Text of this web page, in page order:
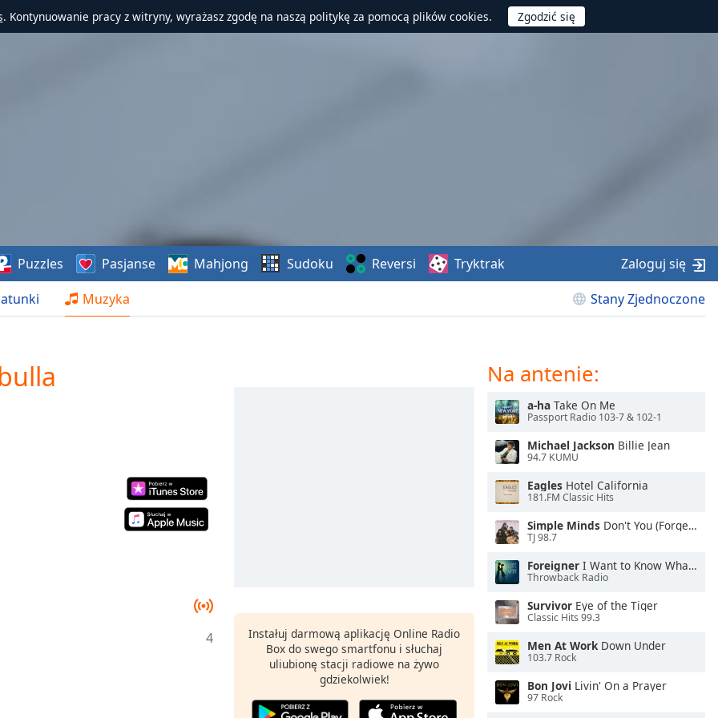
. Kontynuowanie pracy z witryny, wyrażasz zgodę na naszą politykę za pomocą plików cookies.
Muzyka Stany Zjednoczone
Puzzles Pasjanse Mahjong Sudoku Reversi Tryktrak Zaloguj się
4
Instałuj darmową aplikację Online Radio
Box do swego smartfonu i słuchaj
uliubionę stacji radiowe na żywo
gdziekolwiek!
Na antenie:
a-ha Take On Me
Passport Radio 103-7 & 102-1
Michael Jackson Billie Jean
94.7 KUMU
Eagles Hotel California
181.FM Classic Hits
Simple Minds Don't You (Forget About Me)
TJ 98.7
Foreigner I Want to Know What Love Is
Throwback Radio
Survivor Eye of the Tiger
Classic Hits 99.3
Men At WorkDown Under
103.7 Rock
Bon Jovi Livin' On a Prayer
97 Rock